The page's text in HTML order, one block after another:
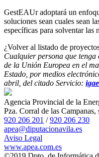
GestEAUr adoptará un
soluciones sean cuales sean
específicas para solventar
¿Volver al listado de
Cualquier persona que
de la Unión Europea en el
Estado, por medios
abril, del citado Servicio:
Agencia Provincial de la
Pza. Corral de las
920 206 201 /920 206 230
apea@diputacionavila.es
Aviso Legal
www.apea.com.es